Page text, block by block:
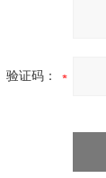
验证码：